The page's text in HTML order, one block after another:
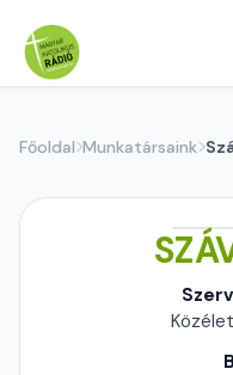
Főoldal Munkatársaink